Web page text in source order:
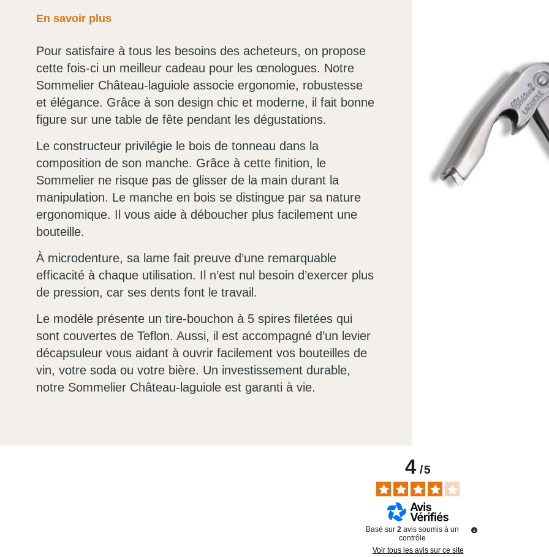
En savoir plus
Pour satisfaire à tous les besoins des acheteurs, on propose
cette fois-ci un meilleur cadeau pour les œnologues. Notre
Sommelier Château-laguiole associe ergonomie, robustesse
et élégance. Grâce à son design chic et moderne, il fait bonne
figure sur une table de fête pendant les dégustations.
Le constructeur privilégie le bois de tonneau dans la
composition de son manche. Grâce à cette finition, le
Sommelier ne risque pas de glisser de la main durant la
manipulation. Le manche en bois se distingue par sa nature
ergonomique. Il vous aide à déboucher plus facilement une
bouteille.
À microdenture, sa lame fait preuve d’une remarquable
efficacité à chaque utilisation. Il n’est nul besoin d’exercer plus
de pression, car ses dents font le travail.
Le modèle présente un tire-bouchon à 5 spires filetées qui
sont couvertes de Teflon. Aussi, il est accompagné d’un levier
décapsuleur vous aidant à ouvrir facilement vos bouteilles de
vin, votre soda ou votre bière. Un investissement durable,
notre Sommelier Château-laguiole est garanti à vie.
4/5
Basé sur 2 avis soumis à un
contrôle
Voir tous les avis sur ce site